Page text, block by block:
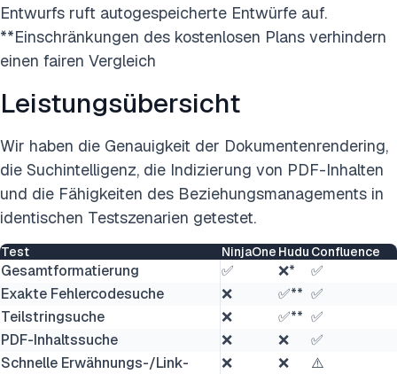
Entwurfs ruft autogespeicherte Entwürfe auf.
**Einschränkungen des kostenlosen Plans verhindern
einen fairen Vergleich
Leistungsübersicht
Wir haben die Genauigkeit der Dokumentenrendering,
die Suchintelligenz, die Indizierung von PDF-Inhalten
und die Fähigkeiten des Beziehungsmanagements in
identischen Testszenarien getestet.
Test NinjaOne Hudu Confluence
Gesamtformatierung ✅ ❌*
✅
Exakte Fehlercodesuche
❌ ✅** ✅
Teilstringsuche
❌ ✅** ✅
PDF-Inhaltssuche
❌ ❌
✅
Schnelle Erwähnungs-/Link-
❌ ❌
⚠️